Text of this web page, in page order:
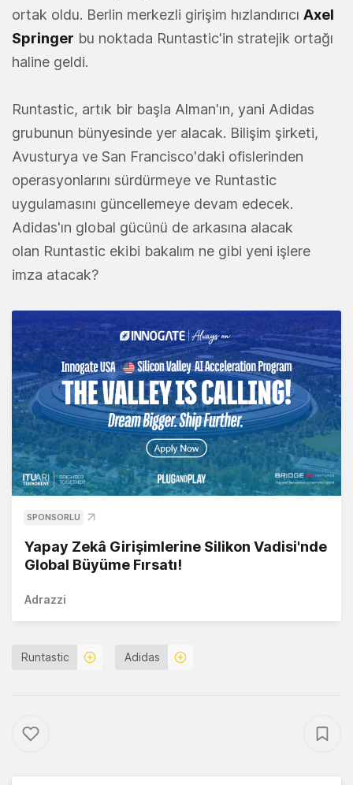
ortak oldu. Berlin merkezli girişim hızlandırıcı Axel
Springer bu noktada Runtastic'in stratejik ortağı
haline geldi.
Runtastic, artık bir başla Alman'ın, yani Adidas
grubunun bünyesinde yer alacak. Bilişim şirketi,
Avusturya ve San Francisco'daki ofislerinden
operasyonlarını sürdürmeye ve Runtastic
uygulamasını güncellemeye devam edecek.
Adidas'ın global gücünü de arkasına alacak
olan Runtastic ekibi bakalım ne gibi yeni işlere
imza atacak?
SPONSORLU
Yapay Zekâ Girişimlerine Silikon Vadisi'nde
Global Büyüme Fırsatı!
Adrazzi
Runtastic Adidas